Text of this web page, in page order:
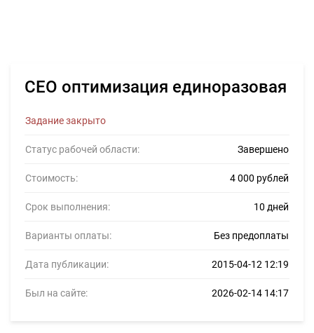
CEO оптимизация единоразовая
Задание закрыто
Статус рабочей области: Завершено
Стоимость: 4 000 рублей
Срок выполнения: 10 дней
Варианты оплаты: Без предоплаты
Дата публикации: 2015-04-12 12:19
Был на сайте: 2026-02-14 14:17